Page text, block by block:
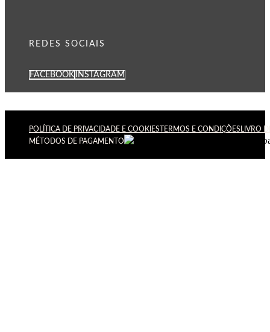
REDES SOCIAIS
FACEBOOK INSTAGRAM
POLÍTICA DE PRIVACIDADE E COOKIES TERMOS E CONDIÇÕES LIVRO
MÉTODOS DE PAGAMENTO